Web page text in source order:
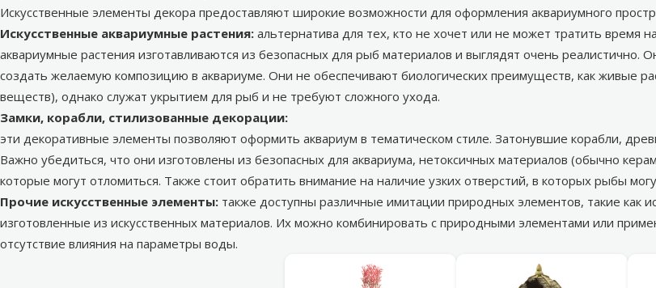
Искусственные элементы декора предоставляют широкие возможности для оформления аквариумного
Искусственные аквариумные растения: альтернатива для тех, кто не хочет или не может тратить время
аквариумные растения изготавливаются из безопасных для рыб материалов и выглядят очень
создать желаемую композицию в аквариуме. Они не обеспечивают биологических преимуществ, как живые
веществ), однако служат укрытием для рыб и не требуют сложного ухода.
Замки, корабли, стилизованные декорации:
эти декоративные элементы позволяют оформить аквариум в тематическом стиле. Затонувшие корабли,
Важно убедиться, что они изготовлены из безопасных для аквариума, нетоксичных материалов (обычно
которые могут отломиться. Также стоит обратить внимание на наличие узких отверстий, в которых рыбы
Прочие искусственные элементы: также доступны различные имитации природных элементов, такие как
изготовленные из искусственных материалов. Их можно комбинировать с природными элементами или
отсутствие влияния на параметры воды.